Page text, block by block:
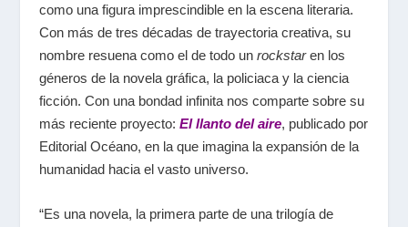
como una figura imprescindible en la escena literaria.
Con más de tres décadas de trayectoria creativa, su
nombre resuena como el de todo un rockstaren los
géneros de la novela gráfica, la policiaca y la ciencia
ficción. Con una bondad infinita nos comparte sobre su
más reciente proyecto: El llanto del aire, publicado por
Editorial Océano, en la que imagina la expansión de la
humanidad hacia el vasto universo.
“Es una novela, la primera parte de una trilogía de